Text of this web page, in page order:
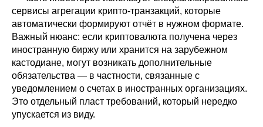
сервисы агрегации крипто-транзакций, которые
автоматически формируют отчёт в нужном формате.
Важный нюанс: если криптовалюта получена через
иностранную биржу или хранится на зарубежном
кастодиане, могут возникать дополнительные
обязательства — в частности, связанные с
уведомлением о счетах в иностранных организациях.
Это отдельный пласт требований, который нередко
упускается из виду.